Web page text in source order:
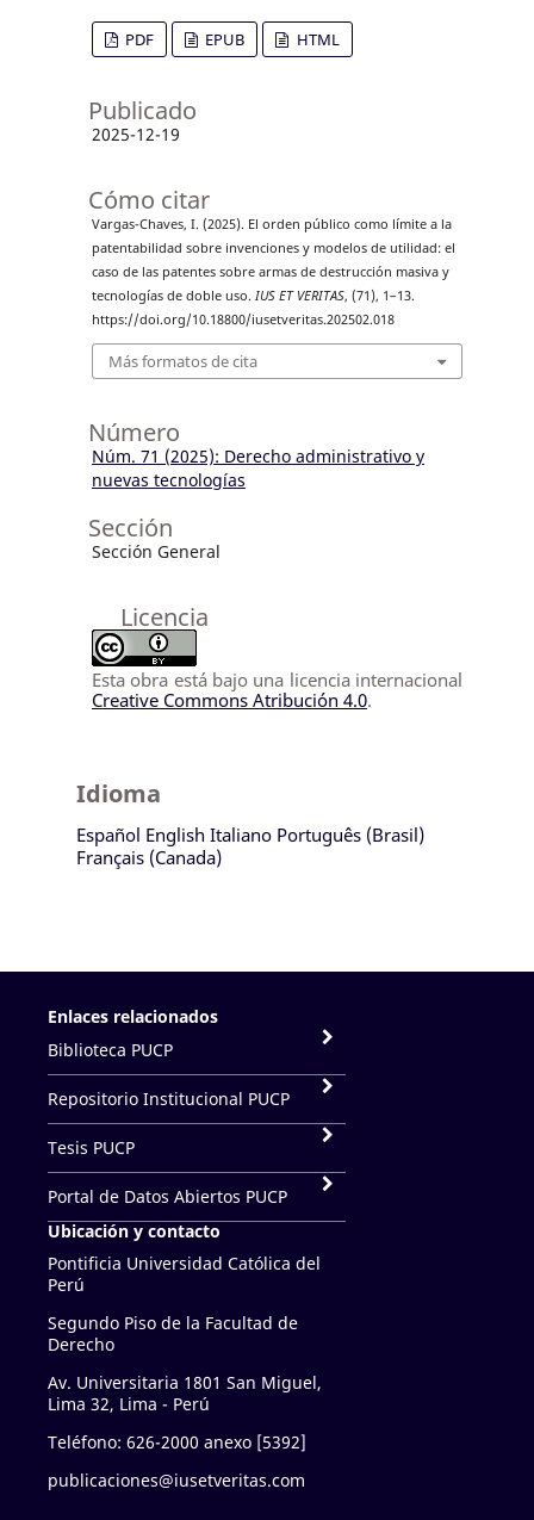
PDF EPUB HTML
Publicado
2025-12-19
Cómo citar
Vargas-Chaves, I. (2025). El orden público como límite a la
patentabilidad sobre invenciones y modelos de utilidad: el
caso de las patentes sobre armas de destrucción masiva y
tecnologías de doble uso. IUS ET VERITAS, (71), 1–13.
https://doi.org/10.18800/iusetveritas.202502.018
Más formatos de cita
Número
Núm. 71 (2025): Derecho administrativo y
nuevas tecnologías
Sección
Sección General
Licencia
Esta obra está bajo una licencia internacional
Creative Commons Atribución 4.0.
Idioma
Español English Italiano Português (Brasil)
Français (Canada)
Enlaces relacionados
Biblioteca PUCP
Repositorio Institucional PUCP
Tesis PUCP
Portal de Datos Abiertos PUCP
Ubicación y contacto
Pontificia Universidad Católica del
Perú
Segundo Piso de la Facultad de
Derecho
Av. Universitaria 1801 San Miguel,
Lima 32, Lima - Perú
Teléfono: 626-2000 anexo [5392]
publicaciones@iusetveritas.com